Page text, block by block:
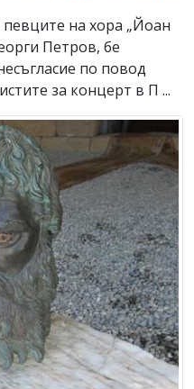
на хора „Йоан
Петров, бе
по повод
за концерт в П ...